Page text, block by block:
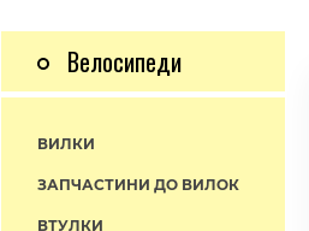
Велосипеди
ВИЛКИ
ЗАПЧАСТИНИ ДО ВИЛОК
ВТУЛКИ